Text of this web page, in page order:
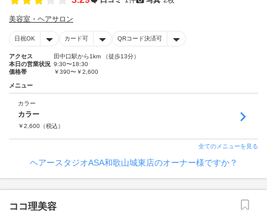
美容室・ヘアサロン
日祝OK カード可 QRコード決済可
アクセス
田中口駅から1km （徒歩13分）
本日の営業状況 9:30〜18:30
価格帯
￥390〜￥2,600
メニュー
カラー
カラー
￥2,600 （税込）
全てのメニューを見る
ヘアースタジオASA和歌山城東店のオーナー様ですか？
ココ理美容